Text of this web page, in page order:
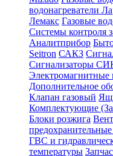
водонагреватели
Лемакс Газовые
Системы контроля
Аналитприбор
Seitron САКЗ
Сигнализаторы
Электромагнитные
Дополнительное
Клапан газовый
Комплектующие
Блоки розжига
ГВС и
температуры